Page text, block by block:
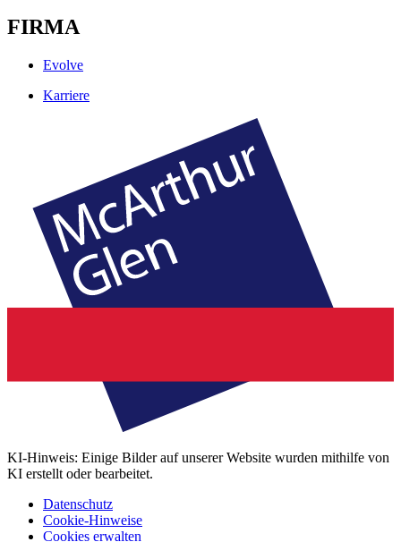
FIRMA
Evolve
Karriere
KI-Hinweis: Einige Bilder auf unserer Website wurden mithilfe von
KI erstellt oder bearbeitet.
Datenschutz
Cookie-Hinweise
Cookies erwalten